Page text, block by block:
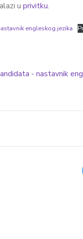
u privitku.
engleskog jezika
- nastavnik